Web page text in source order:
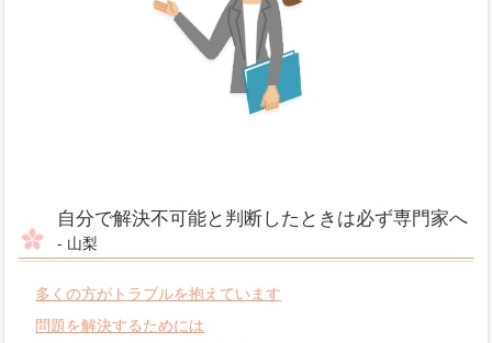
自分で解決不可能と判断したときは必ず専門家へ
- 山梨
多くの方がトラブルを抱えています
問題を解決するためには